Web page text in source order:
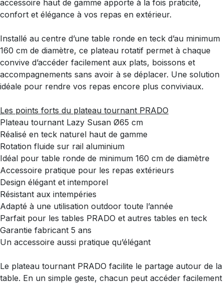
accessoire haut de gamme apporte à la fois praticité,
confort et élégance à vos repas en extérieur.
Installé au centre d’une table ronde en teck d’au minimum
160 cm de diamètre, ce plateau rotatif permet à chaque
convive d’accéder facilement aux plats, boissons et
accompagnements sans avoir à se déplacer. Une solution
idéale pour rendre vos repas encore plus conviviaux.
Les points forts du plateau tournant PRADO
Plateau tournant Lazy Susan Ø65 cm
Réalisé en teck naturel haut de gamme
Rotation fluide sur rail aluminium
Idéal pour table ronde de minimum 160 cm de diamètre
Accessoire pratique pour les repas extérieurs
Design élégant et intemporel
Résistant aux intempéries
Adapté à une utilisation outdoor toute l’année
Parfait pour les tables PRADO et autres tables en teck
Garantie fabricant 5 ans
Un accessoire aussi pratique qu’élégant
Le plateau tournant PRADO facilite le partage autour de la
table. En un simple geste, chacun peut accéder facilement